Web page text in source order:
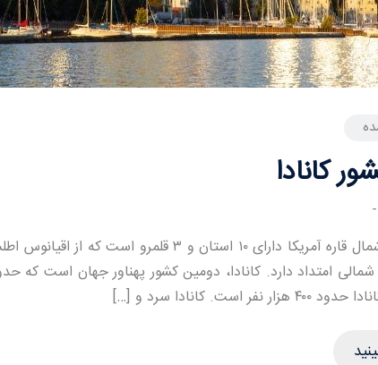
کانادا
-
کشور کانادا در شمال قاره آمریکا دارای ۱۰
است. کانادا سرد و […]